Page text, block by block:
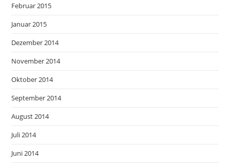
Februar 2015
Januar 2015
Dezember 2014
November 2014
Oktober 2014
September 2014
August 2014
Juli 2014
Juni 2014